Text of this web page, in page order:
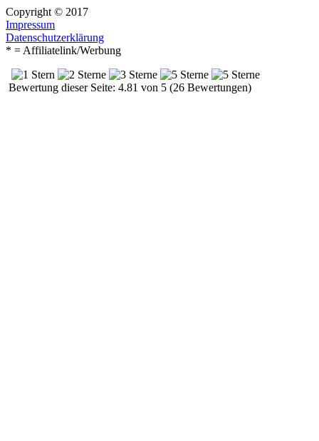
Copyright © 2017
Impressum
Datenschutzerklärung
* = Affiliatelink/Werbung
Bewertung dieser Seite: 4.81 von 5 (26 Bewertungen)